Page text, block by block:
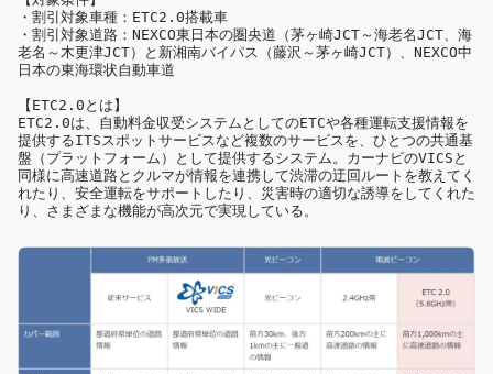
・割引対象車種：ETC2.0搭載車
・割引対象道路：NEXCO東日本の圏央道（茅ヶ崎JCT～海老名JCT、海
老名～木更津JCT）と新湘南バイパス（藤沢～茅ヶ崎JCT）、NEXCO中
【ETC2.0とは】
ETC2.0は、自動料金収受システムとしてのETCや各種運転支援情報を
提供するITSスポットサービスなど複数のサービスを、ひとつの共通基
盤（プラットフォーム）として提供するシステム。カーナビのVICSと
同様に高速道路とクルマが情報を連携して渋滞の迂回ルートを教えてく
れたり、安全運転をサポートしたり、災害時の適切な誘導をしてくれた